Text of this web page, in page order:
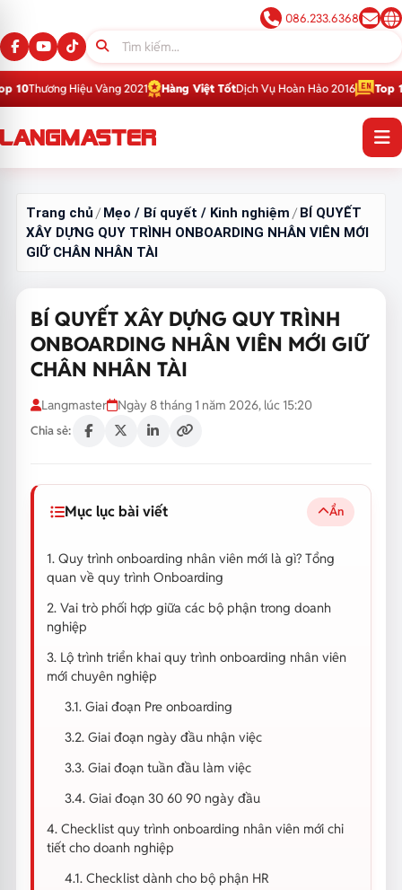
086.233.6368
Vàng 2021 Hàng Việt TốtDịch Vụ Hoàn Hảo 2016 Top 1Thương Hiệu
Trang chủ /Mẹo / Bí quyết / Kinh nghiệm /BÍ QUYẾT
XÂY DỰNG QUY TRÌNH ONBOARDING NHÂN VIÊN MỚI
GIỮ CHÂN NHÂN TÀI
BÍ QUYẾT XÂY DỰNG QUY TRÌNH
ONBOARDING NHÂN VIÊN MỚI GIỮ
CHÂN NHÂN TÀI
Langmaster Ngày 8 tháng 1 năm 2026, lúc 15:20
Chia sẻ:
Mục lục bài viết Ẩn
1. Quy trình onboarding nhân viên mới là gì? Tổng
quan về quy trình Onboarding
2. Vai trò phối hợp giữa các bộ phận trong doanh
nghiệp
3. Lộ trình triển khai quy trình onboarding nhân viên
mới chuyên nghiệp
3.1. Giai đoạn Pre onboarding
3.2. Giai đoạn ngày đầu nhận việc
3.3. Giai đoạn tuần đầu làm việc
3.4. Giai đoạn 30 60 90 ngày đầu
4. Checklist quy trình onboarding nhân viên mới chi
tiết cho doanh nghiệp
4.1. Checklist dành cho bộ phận HR